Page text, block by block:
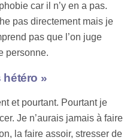
car il n’y en a pas.
pas directement mais je
pas que l’on juge
personne.
hétéro »
et pourtant. Pourtant je
Je n’aurais jamais à faire
la faire assoir, stresser de